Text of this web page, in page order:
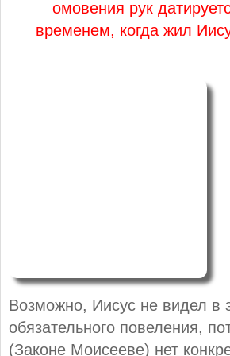
омовения рук
временем, когда жил
Возможно, Иисус не видел в
обязательного повеления,
(Законе Моисееве) нет